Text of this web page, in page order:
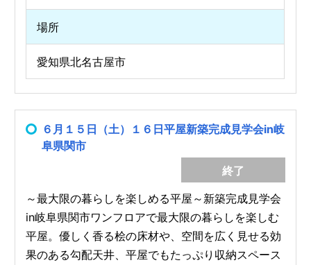
場所
愛知県北名古屋市
６月１５日（土）１６日平屋新築完成見学会in岐
阜県関市
終了
～最大限の暮らしを楽しめる平屋～新築完成見学会
in岐阜県関市ワンフロアで最大限の暮らしを楽しむ
平屋。優しく香る桧の床材や、空間を広く見せる効
果のある勾配天井、平屋でもたっぷり収納スペース